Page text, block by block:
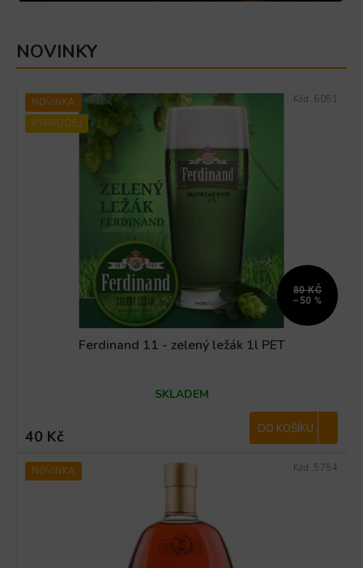
NOVINKY
NOVINKA
VÝPRODEJ
80 KČ
–50 %
Ferdinand 11 - zelený ležák 1l PET
je
4,3
z
SKLADEM
40 Kč DO KOŠÍKU
Kód: 6051
NOVINKA Kód: 5754